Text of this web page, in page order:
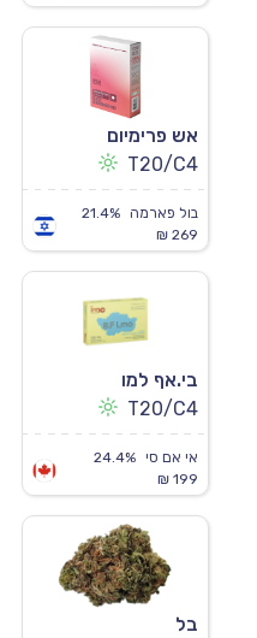
אש פרימיום
T20/C4
בול פארמה
21.4%
269 ₪
בי.אף למו
T20/C4
אי אם סי
24.4%
199 ₪
בל